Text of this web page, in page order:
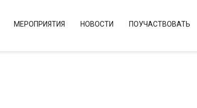
МЕРОПРИЯТИЯ НОВОСТИ ПОУЧАСТВОВАТЬ